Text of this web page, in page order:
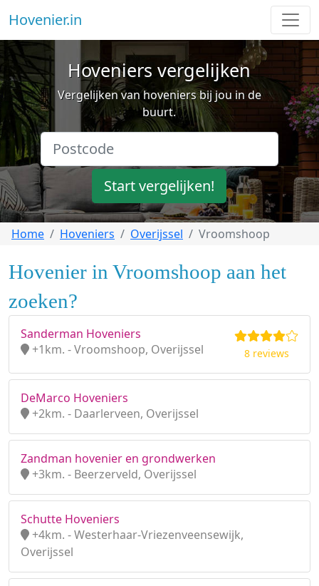
Hovenier.in
Hoveniers vergelijken
Vergelijken van hoveniers bij jou in de
buurt.
Start vergelijken!
Home Hoveniers Overijssel Vroomshoop
Hovenier in Vroomshoop aan het
zoeken?
Sanderman Hoveniers
+1km. - Vroomshoop, Overijssel
8 reviews
DeMarco Hoveniers
+2km. - Daarlerveen, Overijssel
Zandman hovenier en grondwerken
+3km. - Beerzerveld, Overijssel
Schutte Hoveniers
+4km. - Westerhaar-Vriezenveensewijk,
Overijssel